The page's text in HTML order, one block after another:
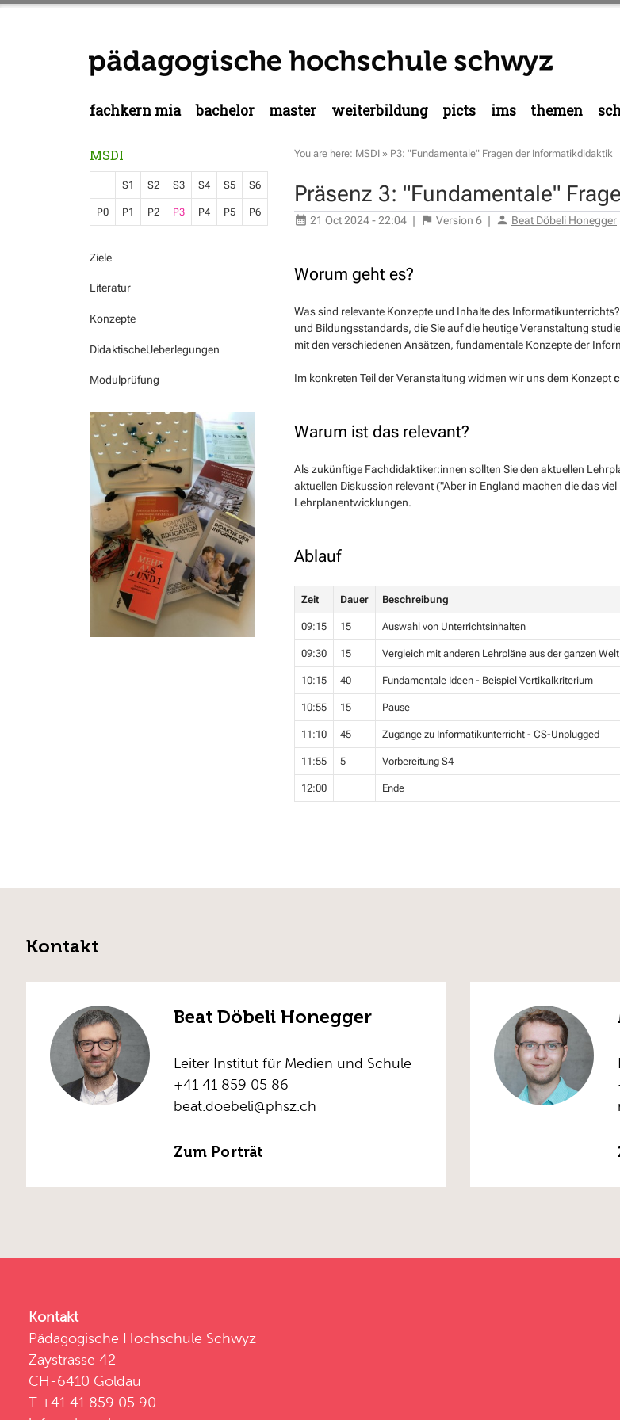
fachkern mia bachelor master weiterbildung picts ims themen
MSDI
S1 S2 S3 S4 S5 S6
P0 P1 P2 P3 P4 P5 P6
Ziele
Literatur
Konzepte
DidaktischeUeberlegungen
Modulprüfung
You are here: MSDI » P3: "Fundamentale" Fragen der Informatikdidaktik
Präsenz 3: "Fundamentale"
21 Oct 2024 - 22:04 | Version 6 | Beat Döbeli Honegger
Worum geht es?
Was sind relevante Konzepte und Inhalte des
und Bildungsstandards, die Sie auf die heutige Veranstaltung
mit den verschiedenen Ansätzen, fundamentale Konzepte der
Im konkreten Teil der Veranstaltung widmen wir uns dem Konzept
Warum ist das relevant?
Als zukünftige Fachdidaktiker:innen sollten Sie den aktuellen
aktuellen Diskussion relevant ("Aber in England machen die das
Lehrplanentwicklungen.
Ablauf
Zeit Dauer Beschreibung
09:15 15 Auswahl von Unterrichtsinhalten
09:30 15 Vergleich mit anderen Lehrpläne aus der ganzen Welt
10:15 40 Fundamentale Ideen - Beispiel Vertikalkriterium
10:55 15 Pause
11:10 45 Zugänge zu Informatikunterricht - CS-Unplugged
11:55 5 Vorbereitung S4
12:00 Ende
Kontakt
Beat Döbeli Honegger
Leiter Institut für Medien und Schule
+41 41 859 05 86
beat.doebeli@phsz.ch
Zum Porträt
Kontakt
Pädagogische Hochschule Schwyz
Zaystrasse 42
CH-6410 Goldau
T +41 41 859 05 90